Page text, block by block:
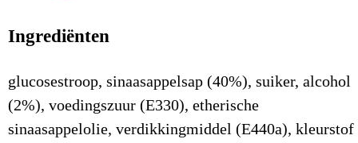
Ingrediënten
glucosestroop, sinaasappelsap (40%), suiker, alcohol
(2%), voedingszuur (E330), etherische
sinaasappelolie, verdikkingmiddel (E440a), kleurstof